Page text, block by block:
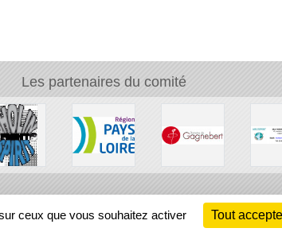
Les partenaires du comité
ceux que vous souhaitez activer Tout